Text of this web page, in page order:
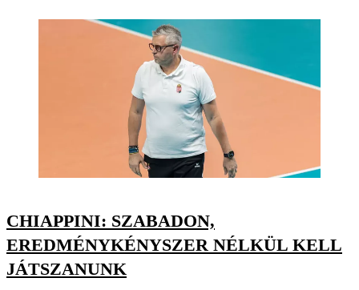
CHIAPPINI: SZABADON,
EREDMÉNYKÉNYSZER NÉLKÜL KELL
JÁTSZANUNK